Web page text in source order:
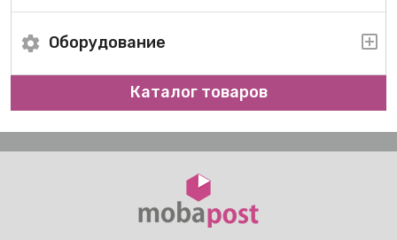
Оборудование
Каталог товаров